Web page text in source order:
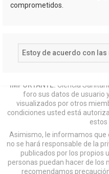
comprometidos.
IMPORTANTE: Ciencia
foro sus datos de usuario
visualizados por otros
condiciones usted está
estos
Asimismo, le informamos que
no se hará responsable de la
publicados por los propios
personas puedan hacer de los
recomendamos